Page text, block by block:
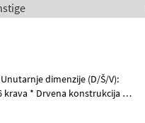
* Drvena konstrukcija *